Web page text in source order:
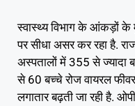
स्वास्थ्य विभाग के आंकड़ों के
पर सीधा असर कर रहा है.
अस्पतालों में 355 से ज्यादा
से 60 बच्चे रोज वायरल
लगातार बढ़ती जा रही है.